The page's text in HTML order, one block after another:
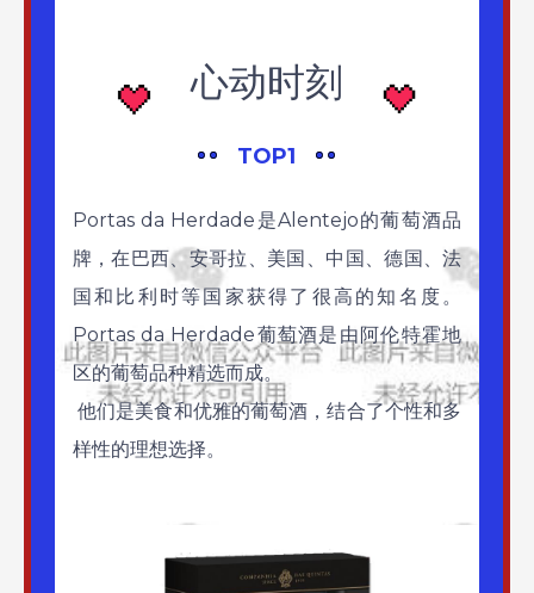
心动时刻
TOP1
Portas da Herdade是Alentejo的葡萄酒品
牌，在巴西、安哥拉、美国、中国、德国、法
国和比利时等国家获得了很高的知名度。
Portas da Herdade葡萄酒是由阿伦特霍地
区的葡萄品种精选而成。
他们是美食和优雅的葡萄酒，结合了个性和多
样性的理想选择。